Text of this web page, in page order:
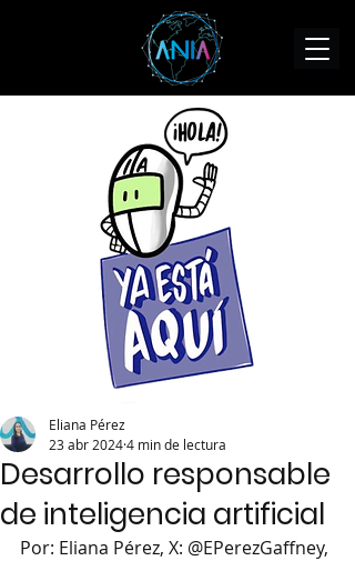
Desarrollo responsable
de inteligencia artificial
Eliana Pérez
23 abr 20244 min de lectura
Por: Eliana Pérez, X: @EPerezGaffney,